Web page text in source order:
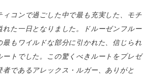
ィコンで過ごした中で最も充実した、モチ
れた一日となりました。ドルーゼンフルー
もワイルドな部分に引かれた、信じられ
ートでした。この驚くべきルートをプレゼ
者であるアレックス・ルガー、ありがと